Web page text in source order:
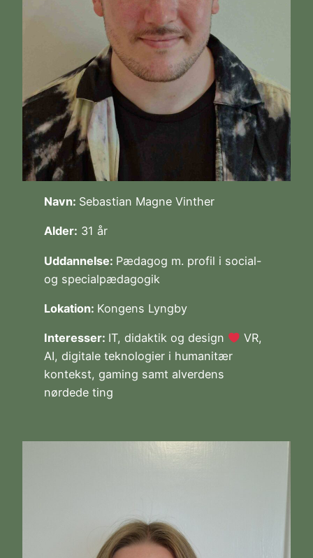
Navn: Sebastian Magne Vinther
Alder: 31 år
Uddannelse: Pædagog m. profil i social-
og specialpædagogik
Lokation: Kongens Lyngby
Interesser: IT, didaktik og design
VR,
AI, digitale teknologier i humanitær
kontekst, gaming samt alverdens
nørdede ting